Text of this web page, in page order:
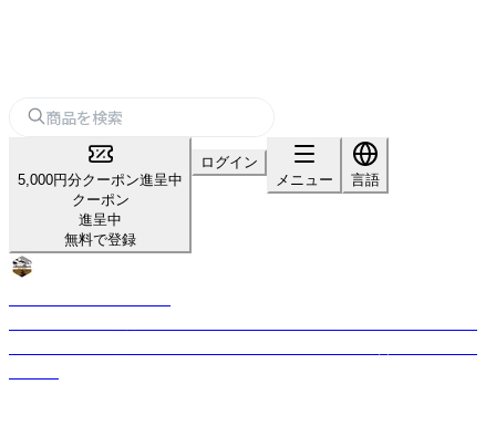
5,000円分クーポン進呈中
クーポン
進呈中
無料で登録
ログイン
メニュー
言語